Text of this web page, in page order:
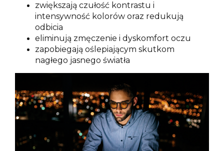
zwiększają czułość kontrastu i
intensywność kolorów oraz redukują
odbicia
eliminują zmęczenie i dyskomfort oczu
zapobiegają oślepiającym skutkom
nagłego jasnego światła